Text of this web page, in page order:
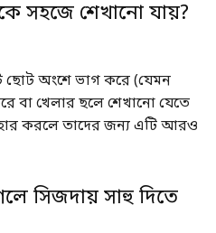
সহজে শেখানো যায়?
ছোট অংশে ভাগ করে (যেমন
বা খেলার ছলে শেখানো যেতে
করলে তাদের জন্য এটি আরও
সিজদায় সাহু দিতে